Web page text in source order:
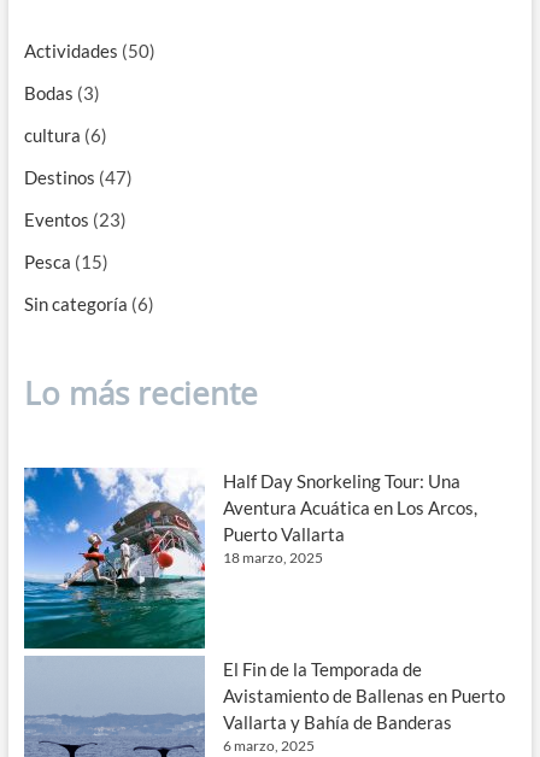
Actividades (50)
Bodas (3)
cultura (6)
Destinos (47)
Eventos (23)
Pesca (15)
Sin categoría (6)
Lo más reciente
Half Day Snorkeling Tour: Una
Aventura Acuática en Los Arcos,
Puerto Vallarta
18 marzo, 2025
El Fin de la Temporada de
Avistamiento de Ballenas en Puerto
Vallarta y Bahía de Banderas
6 marzo, 2025